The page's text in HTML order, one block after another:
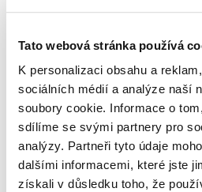
Tato webová stránka používá
K personalizaci obsahu a
sociálních médií a analýze naší
soubory cookie. Informace o
sdílíme se svými partnery pro
analýzy. Partneři tyto údaje
dalšími informacemi, které jste
získali v důsledku toho, že